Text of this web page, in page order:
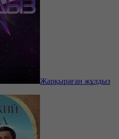
Жарқыраған жұлдыз